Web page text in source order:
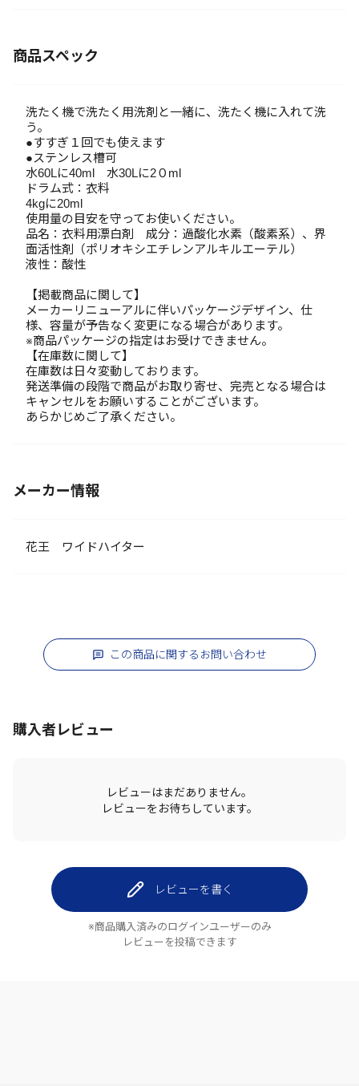
商品スペック
洗たく機で洗たく用洗剤と一緒に、洗たく機に入れて洗
う。
●すすぎ１回でも使えます
●ステンレス槽可
水60Lに40ml 水30Lに2０ml
ドラム式：衣料
4kgに20ml
使用量の目安を守ってお使いください。
品名：衣料用漂白剤 成分：過酸化水素（酸素系）、界
面活性剤（ポリオキシエチレンアルキルエーテル）
液性：酸性
【掲載商品に関して】
メーカーリニューアルに伴いパッケージデザイン、仕
様、容量が予告なく変更になる場合があります。
※商品パッケージの指定はお受けできません。
【在庫数に関して】
在庫数は日々変動しております。
発送準備の段階で商品がお取り寄せ、完売となる場合は
キャンセルをお願いすることがございます。
あらかじめご了承ください。
メーカー情報
花王 ワイドハイター
この商品に関するお問い合わせ
購入者レビュー
レビューはまだありません。
レビューをお待ちしています。
レビューを書く
※商品購入済みのログインユーザーのみ
レビューを投稿できます